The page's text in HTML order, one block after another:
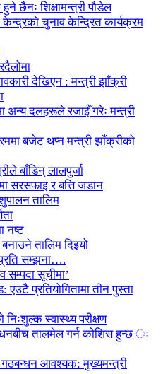
छैनः शिक्षामन्त्री पौडेल
केन्द्रको चुनाव केन्द्रित कार्यक्रम
देखिएन : मन्त्री झाँक्री
अन्य दलहरूले रजाईँ गरेः मन्त्री
बजेट थप्न मन्त्री झाँक्रीको
बाँडिन् लालपुर्जा
सरसफाइ र बत्ति जडान
तालिम
नष्ट
तालिम दिइयो
सम्झना….
सम्पदा सूचीमा’
प्रतियोगितामा तीन पुस्ता
स्वास्थ्य परीक्षण
तालमेल गर्न कोशिस हुन्छ ः
गठबन्धन आवश्यक: मुख्यमन्त्री